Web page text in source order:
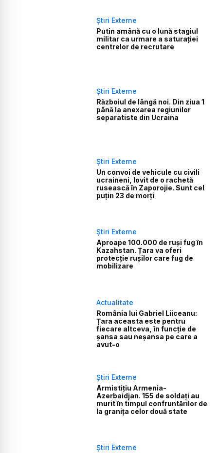
Știri Externe
Putin amână cu o lună stagiul
militar ca urmare a saturaţiei
centrelor de recrutare
Știri Externe
Războiul de lângă noi. Din ziua 1
până la anexarea regiunilor
separatiste din Ucraina
Știri Externe
Un convoi de vehicule cu civili
ucraineni, lovit de o rachetă
rusească în Zaporojie. Sunt cel
puțin 23 de morți
Știri Externe
Aproape 100.000 de ruși fug în
Kazahstan. Țara va oferi
protecție rușilor care fug de
mobilizare
Actualitate
România lui Gabriel Liiceanu:
Țara aceasta este pentru
fiecare altceva, în funcție de
șansa sau neșansa pe care a
avut-o
Știri Externe
Armistițiu Armenia-
Azerbaidjan. 155 de soldați au
murit în timpul confruntărilor de
la granița celor două state
Știri Externe